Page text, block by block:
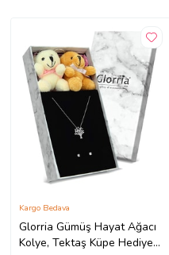
Glorria Gümüş Hayat Ağacı
Kolye, Tektaş Küpe Hediye
Kargo Bedava